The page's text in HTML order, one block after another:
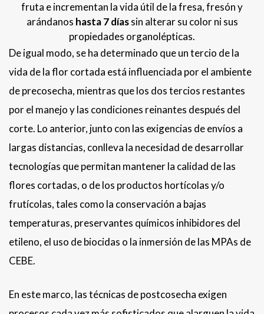
fruta e incrementan la vida útil de la fresa, fresón y
arándanos hasta 7 díassin alterar su color ni sus
propiedades organolépticas.
De igual modo, se ha determinado que un tercio de la
vida de la flor cortada está influenciada por el ambiente
de precosecha, mientras que los dos tercios restantes
por el manejo y las condiciones reinantes después del
corte. Lo anterior, junto con las exigencias de envíos a
largas distancias, conlleva la necesidad de desarrollar
tecnologías que permitan mantener la calidad de las
flores cortadas, o de los productos hortícolas y/o
frutícolas, tales como la conservación a bajas
temperaturas, preservantes químicos inhibidores del
etileno, el uso de biocidas o la inmersión de las MPAs de
CEBE.
En este marco, las técnicas de postcosecha exigen